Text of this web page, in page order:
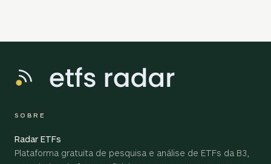
SOBRE
Radar ETFs
Plataforma gratuita de pesquisa e análise de ETFs da B3,